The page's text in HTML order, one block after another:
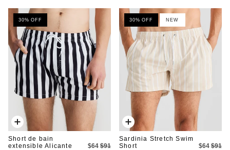
30% OFF
Ajout
rapide
Short de bain
extensible Alicante
$64 $91
30% OFF NEW
Ajout
rapide
Sardinia Stretch Swim
Short
$64 $91